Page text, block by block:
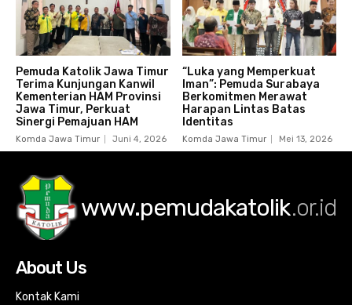
Pemuda Katolik Jawa Timur
Terima Kunjungan Kanwil
Kementerian HAM Provinsi
Jawa Timur, Perkuat
Sinergi Pemajuan HAM
Komda Jawa Timur Juni 4, 2026
“Luka yang Memperkuat
Iman”: Pemuda Surabaya
Berkomitmen Merawat
Harapan Lintas Batas
Identitas
Komda Jawa Timur Mei 13, 2026
www.pemudakatolik.or.id
About Us
Kontak Kami